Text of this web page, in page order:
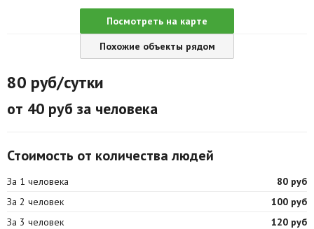
Грузовое такси
Способы оплаты
Посмотреть на карте
Похожие объекты рядом
80 руб/сутки
от 40 руб за человека
Стоимость от количества людей
За 1 человека
80 руб
За 2 человек
100 руб
За 3 человек
120 руб